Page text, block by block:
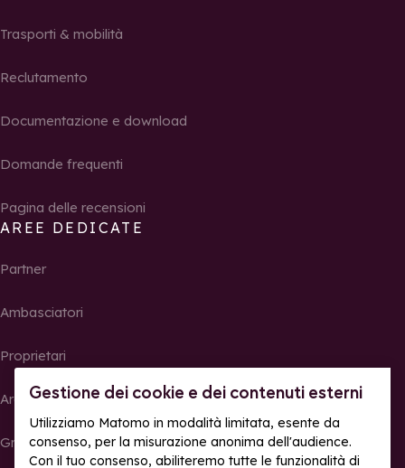
Gestione dei cookie e dei contenuti esterni
Utilizziamo Matomo in modalità limitata, esente da
consenso, per la misurazione anonima dell'audience.
Con il tuo consenso, abiliteremo tutte le funzionalità di
Trasporti & mobilità
Reclutamento
Documentazione e download
Domande frequenti
Pagina delle recensioni
AREE DEDICATE
Partner
Ambasciatori
Proprietari
Area Stampa
Gruppi, seminari e tour operator